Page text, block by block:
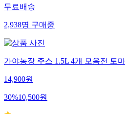
무료배송
2,938명구매중
가야농장 주스 1.5L 4개 모음전 토
14,900원
30%10,500원